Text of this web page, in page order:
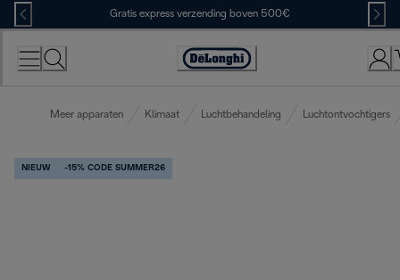
Skip
to
Content
Gratis express verzending boven 500€
Accessibility
Meer apparaten Klimaat Luchtbehandeling Luchtontvochtigers
NIEUW -15% CODE SUMMER26